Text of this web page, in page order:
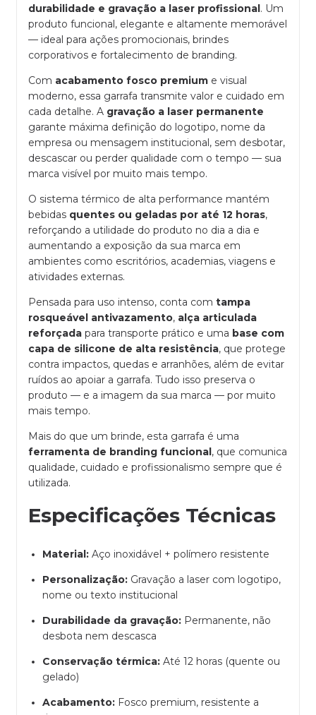
durabilidade e gravação a laser profissional. Um
produto funcional, elegante e altamente memorável
— ideal para ações promocionais, brindes
corporativos e fortalecimento de branding.
Com acabamento fosco premium e visual
moderno, essa garrafa transmite valor e cuidado em
cada detalhe. A gravação a laser permanente
garante máxima definição do logotipo, nome da
empresa ou mensagem institucional, sem desbotar,
descascar ou perder qualidade com o tempo — sua
marca visível por muito mais tempo.
O sistema térmico de alta performance mantém
bebidas quentes ou geladas por até 12 horas,
reforçando a utilidade do produto no dia a dia e
aumentando a exposição da sua marca em
ambientes como escritórios, academias, viagens e
atividades externas.
Pensada para uso intenso, conta com tampa
rosqueável antivazamento, alça articulada
reforçada para transporte prático e uma base com
capa de silicone de alta resistência, que protege
contra impactos, quedas e arranhões, além de evitar
ruídos ao apoiar a garrafa. Tudo isso preserva o
produto — e a imagem da sua marca — por muito
mais tempo.
Mais do que um brinde, esta garrafa é uma
ferramenta de branding funcional, que comunica
qualidade, cuidado e profissionalismo sempre que é
utilizada.
Especificações Técnicas
Material: Aço inoxidável + polímero resistente
Personalização: Gravação a laser com logotipo,
nome ou texto institucional
Durabilidade da gravação: Permanente, não
desbota nem descasca
Conservação térmica: Até 12 horas (quente ou
gelado)
Acabamento: Fosco premium, resistente a